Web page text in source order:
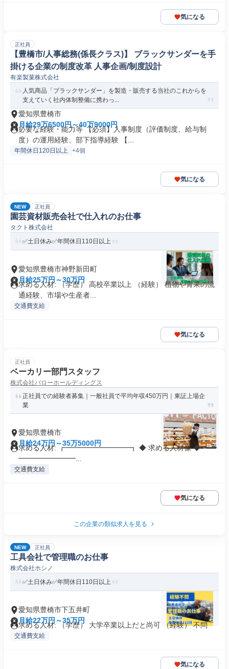
気になる
正社員
【豊橋市/人事総務(係長クラス)】 ブラックサンダーを手
掛ける企業の制度改革 人事企画/制度設計
有楽製菓株式会社
人気商品「ブラックサンダー」を製造・販売する当社のこれからを
支えていく社内体制整備に携わっ...
愛知県豊橋市
月給29万6500円～40万9000円
必要な経験・能力等 【必須】人事制度（評価制度、給与制
度）の運用経験、部下指導経験 【...
年間休日120日以上 +4個
気になる
NEW 正社員
園芸資材販売会社で仕入れのお仕事
タクト株式会社
✅土日休み✅年間休日110日以上
愛知県豊橋市神野新田町
月給25万円～30万円
求める人材: （学歴） 高校卒業以上 （経験） 植物や⻘果の流
通経験、市場や生産者...
交通費支給
気になる
正社員
ベーカリー部門スタッフ
株式会社バローホールディングス
正社員での経験者募集｜一般社員で平均年収450万円｜東証上場企
業
愛知県豊橋市
月給24万円～35万5000円
求める人材: ┏━━━━━━━━━┓ ◆ 求める人材像 ◆ ┗━
━━━━━━━━...
交通費支給
気になる
この企業の類似求人を見る
NEW 正社員
工具会社で管理職のお仕事
株式会社ホシノ
✅土日休み✅年間休日110日以上
愛知県豊橋市下五井町
月給22万円～35万円
求める人材: （学歴） 大学卒業以上だと尚可 （経験） 不問
交通費支給
気になる